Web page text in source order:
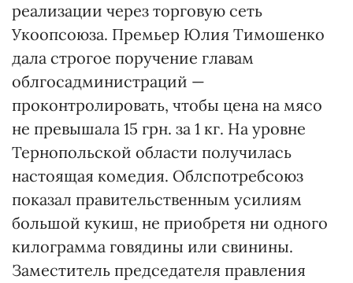
реализации через торговую сеть
Укоопсоюза. Премьер Юлия Тимошенко
дала строгое поручение главам
облгосадминистраций —
проконтролировать, чтобы цена на мясо
не превышала 15 грн. за 1 кг. На уровне
Тернопольской области получилась
настоящая комедия. Облспотребсоюз
показал правительственным усилиям
большой кукиш, не приобретя ни одного
килограмма говядины или свинины.
Заместитель председателя правления